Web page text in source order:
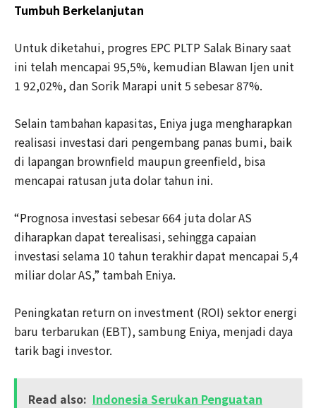
Tumbuh Berkelanjutan
Untuk diketahui, progres EPC PLTP Salak Binary saat
ini telah mencapai 95,5%, kemudian Blawan Ijen unit
1 92,02%, dan Sorik Marapi unit 5 sebesar 87%.
Selain tambahan kapasitas, Eniya juga mengharapkan
realisasi investasi dari pengembang panas bumi, baik
di lapangan brownfield maupun greenfield, bisa
mencapai ratusan juta dolar tahun ini.
“Prognosa investasi sebesar 664 juta dolar AS
diharapkan dapat terealisasi, sehingga capaian
investasi selama 10 tahun terakhir dapat mencapai 5,4
miliar dolar AS,” tambah Eniya.
Peningkatan return on investment (ROI) sektor energi
baru terbarukan (EBT), sambung Eniya, menjadi daya
tarik bagi investor.
Read also: Indonesia Serukan Penguatan